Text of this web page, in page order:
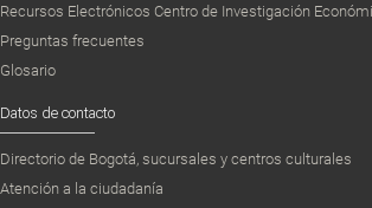
Recursos Electrónicos Centro de Investigación
Preguntas frecuentes
Glosario
Datos de contacto
Directorio de Bogotá, sucursales y centros culturales
Atención a la ciudadanía